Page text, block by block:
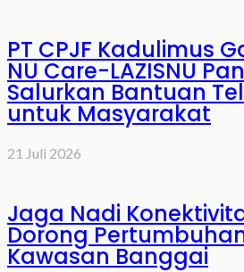
PT CPJF Kadulimus
NU Care-LAZISNU
Salurkan Bantuan
untuk Masyarakat
21 Juli 2026
Jaga Nadi
Dorong
Kawasan Banggai